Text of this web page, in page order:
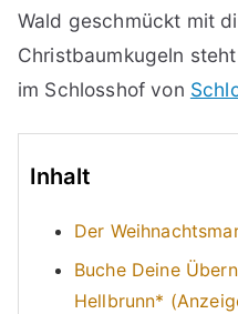
Wald geschmückt mit
Christbaumkugeln
im Schlosshof von
Inhalt
Der
Buche Deine
Hellbrunn*